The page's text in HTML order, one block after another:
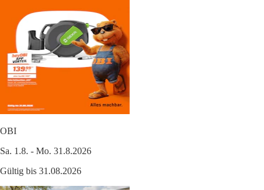
OBI
Sa. 1.8. - Mo. 31.8.2026
Gültig bis 31.08.2026